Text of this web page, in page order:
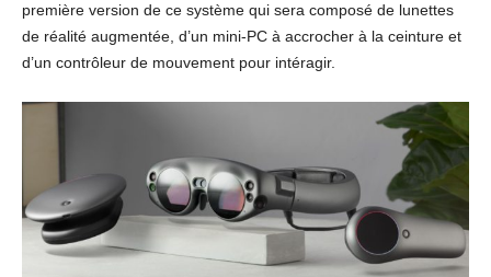
première version de ce système qui sera composé de lunettes
de réalité augmentée, d’un mini-PC à accrocher à la ceinture et
d’un contrôleur de mouvement pour intéragir.